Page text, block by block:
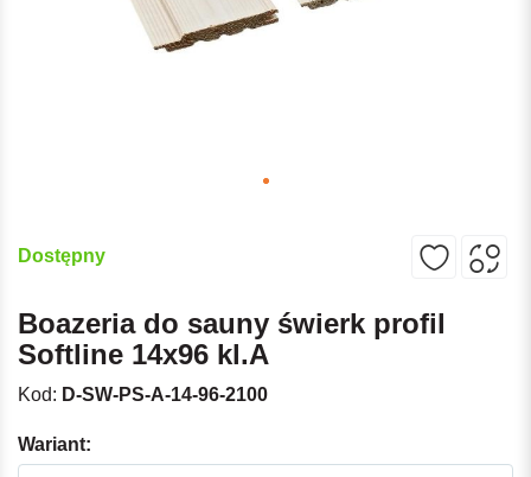
Dostępny
Boazeria do sauny świerk profil
Softline 14x96 kl.A
Kod: D-SW-PS-A-14-96-2100
Wariant: